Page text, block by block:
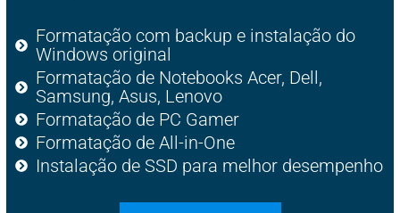
Formatação com backup e instalação do
Windows original
Formatação de Notebooks Acer, Dell,
Samsung, Asus, Lenovo
Formatação de PC Gamer
Formatação de All-in-One
Instalação de SSD para melhor desempenho